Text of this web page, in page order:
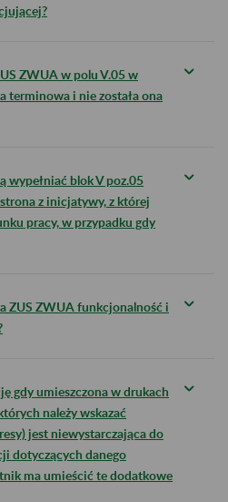
ZWUA w polu V.05 w
terminowa i nie została ona
wypełniać blok V poz.05
z inicjatywy, z której
pracy, w przypadku gdy
ZUS ZWUA funkcjonalność i
gdy umieszczona w drukach
należy wskazać
jest niewystarczająca do
dotyczących danego
ma umieścić te dodatkowe